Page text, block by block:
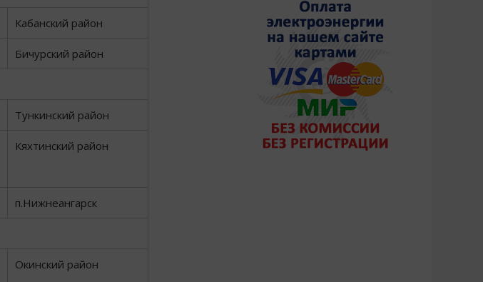
Кабанский район
Бичурский район
Тункинский район
Кяхтинский район
п.Нижнеангарск
Окинский район